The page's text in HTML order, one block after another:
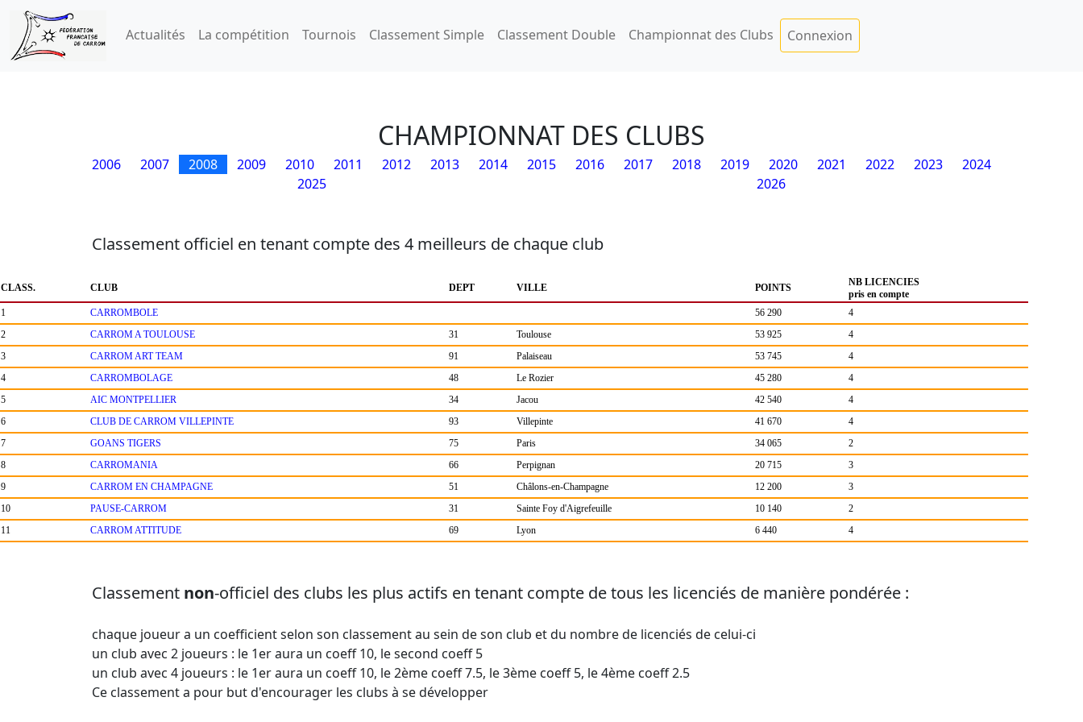
Actualités La compétition Tournois Classement Simple Classement Double Championnat des Clubs Connexion
CHAMPIONNAT DES CLUBS
2006 2007 2008 2009 2010 2011 2012 2013 2014 2015 2016 2017 2018 2019 2020 2021 2022 2023
2024
2025
2026
Classement officiel en tenant compte des 4 meilleurs de chaque club
CLASS. CLUB DEPT VILLE POINTS
NB LICENCIES
pris en compte
1
CARROMBOLE 56 290
4
2
CARROM A TOULOUSE 31 Toulouse 53 925
4
3
CARROM ART TEAM 91 Palaiseau 53 745
4
4
CARROMBOLAGE 48 Le Rozier 45 280
4
5
AIC MONTPELLIER 34 Jacou 42 540
4
6
CLUB DE CARROM VILLEPINTE 93 Villepinte 41 670
4
7
GOANS TIGERS 75 Paris 34 065
2
8
CARROMANIA 66 Perpignan 20 715
3
9
CARROM EN CHAMPAGNE 51 Châlons-en-Champagne 12 200
3
10
PAUSE-CARROM 31 Sainte Foy d'Aigrefeuille 10 140
2
11
CARROM ATTITUDE 69 Lyon 6 440 4
Classement non-officiel des clubs les plus actifs en tenant compte de tous les licenciés de manière pondérée :
chaque joueur a un coefficient selon son classement au sein de son club et du nombre de licenciés de celui-ci
un club avec 2 joueurs : le 1er aura un coeff 10, le second coeff 5
un club avec 4 joueurs : le 1er aura un coeff 10, le 2ème coeff 7.5, le 3ème coeff 5, le 4ème coeff 2.5
Ce classement a pour but d'encourager les clubs à se développer